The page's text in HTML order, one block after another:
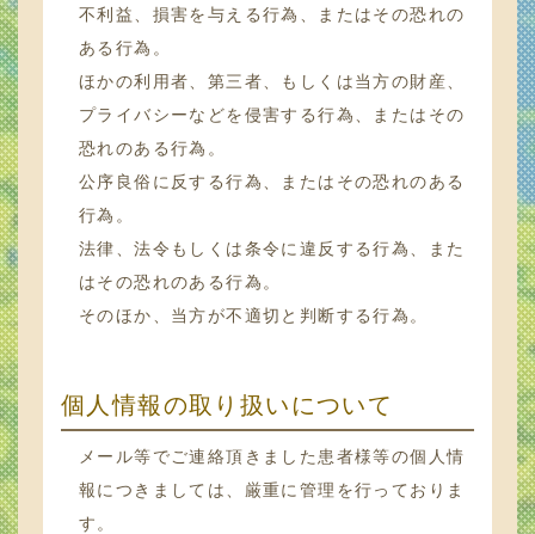
不利益、損害を与える行為、またはその恐れの
ある行為。
ほかの利用者、第三者、もしくは当方の財産、
プライバシーなどを侵害する行為、またはその
恐れのある行為。
公序良俗に反する行為、またはその恐れのある
行為。
法律、法令もしくは条令に違反する行為、また
はその恐れのある行為。
そのほか、当方が不適切と判断する行為。
個人情報の取り扱いについて
メール等でご連絡頂きました患者様等の個人情
報につきましては、厳重に管理を行っておりま
す。